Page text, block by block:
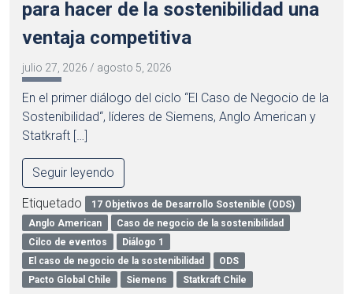
para hacer de la sostenibilidad una
ventaja competitiva
julio 27, 2026 / agosto 5, 2026
En el primer diálogo del ciclo “El Caso de Negocio de la
Sostenibilidad“, líderes de Siemens, Anglo American y
Statkraft […]
Seguir leyendo
Etiquetado
17 Objetivos de Desarrollo Sostenible (ODS)
Anglo American
Caso de negocio de la sostenibilidad
Cilco de eventos
Diálogo 1
El caso de negocio de la sostenibilidad
ODS
Pacto Global Chile
Siemens Statkraft Chile